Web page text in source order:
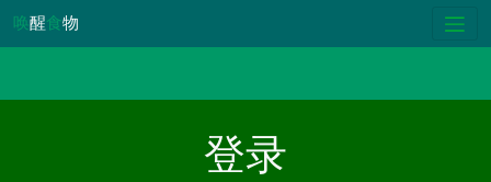
唤醒食物
登录